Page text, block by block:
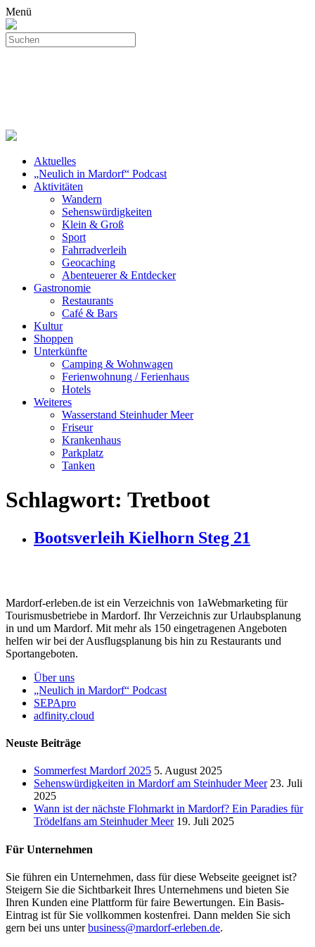
Menü
Aktuelles
„Neulich in Mardorf“ Podcast
Aktivitäten
Wandern
Sehenswürdigkeiten
Klein & Groß
Sport
Fahrradverleih
Geocaching
Abenteuerer & Entdecker
Gastronomie
Restaurants
Café & Bars
Kultur
Shoppen
Unterkünfte
Camping & Wohnwagen
Ferienwohnung / Ferienhaus
Hotels
Weiteres
Wasserstand Steinhuder Meer
Friseur
Krankenhaus
Parkplatz
Tanken
Schlagwort: Tretboot
Bootsverleih Kielhorn Steg 21
Mardorf-erleben.de ist ein Verzeichnis von 1aWebmarketing für
Tourismusbetriebe in Mardorf. Ihr Verzeichnis zur Urlaubsplanung
in und um Mardorf. Mit mehr als 150 eingetragenen Angeboten
helfen wir bei der Ausflugsplanung bis hin zu Restaurants und
Sportangeboten.
Über uns
„Neulich in Mardorf“ Podcast
SEPApro
adfinity.cloud
Neuste Beiträge
Sommerfest Mardorf 2025 5. August 2025
Sehenswürdigkeiten in Mardorf am Steinhuder Meer 23. Juli
2025
Wann ist der nächste Flohmarkt in Mardorf? Ein Paradies für
Trödelfans am Steinhuder Meer 19. Juli 2025
Für Unternehmen
Sie führen ein Unternehmen, dass für diese Webseite geeignet ist?
Steigern Sie die Sichtbarkeit Ihres Unternehmens und bieten Sie
Ihren Kunden eine Plattform für faire Bewertungen. Ein Basis-
Eintrag ist für Sie vollkommen kostenfrei. Dann melden Sie sich
gern bei uns unterbusiness@mardorf-erleben.de.